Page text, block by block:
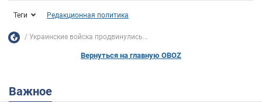
Теги Редакционная политика
Украинские войска продвинулись...
Вернуться на главную OBOZ
Важное